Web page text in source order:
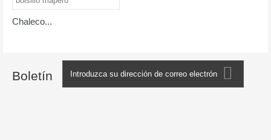
Chaleco...
Boletín